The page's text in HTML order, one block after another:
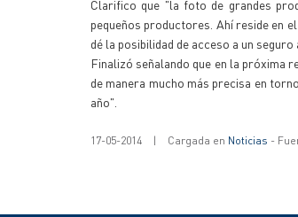
Clarifico que "la foto de grandes
pequeños productores. Ahí reside en
dé la posibilidad de acceso a un
Finalizó señalando que en la próxima
de manera mucho más precisa en
año".
17-05-2014 | Cargada en Noticias -